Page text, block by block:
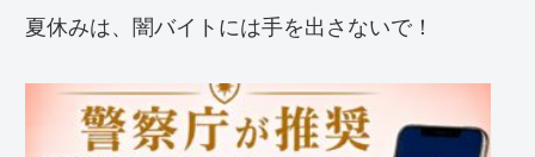
夏休みは、闇バイトには手を出さないで！